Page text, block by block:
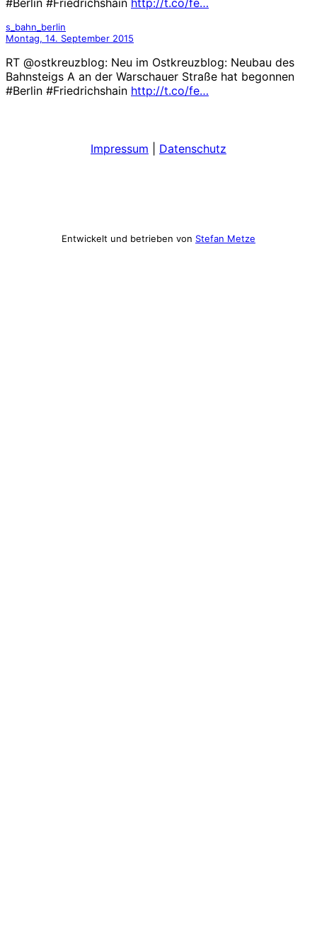
#Berlin #Friedrichshain http://t.co/fe…
s_bahn_berlin
Montag, 14. September 2015
RT @ostkreuzblog: Neu im Ostkreuzblog: Neubau des
Bahnsteigs A an der Warschauer Straße hat begonnen
#Berlin #Friedrichshain http://t.co/fe…
Impressum Datenschutz
Entwickelt und betrieben von Stefan Metze